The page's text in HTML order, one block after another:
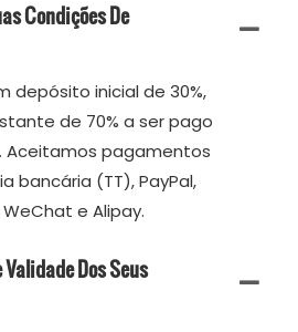
Condições De
depósito inicial de 30%,
de 70% a ser pago
Aceitamos pagamentos
bancária (TT), PayPal,
e Alipay.
Validade Dos Seus